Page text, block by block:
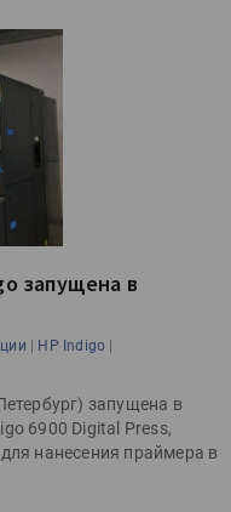
запущена в
| HP Indigo |
запущена в
6900 Digital Press,
нанесения праймера в